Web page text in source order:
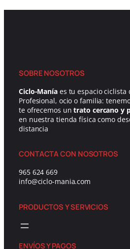
SOBRE NOSOTROS
Ciclo-Maníaes tu espacio ciclista
Profesional, ocio o familia:
te ofrecemos untrato cercano y
en nuestra tienda física como
distancia
CONTACTA CON NOSOTROS
965 624 669
info@ciclo-mania.com
PRODUCTOS Y SERVICIOS
ENVÍOS Y PAGOS